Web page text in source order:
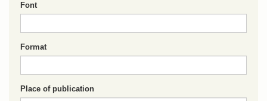
Font
Format
Place of publication